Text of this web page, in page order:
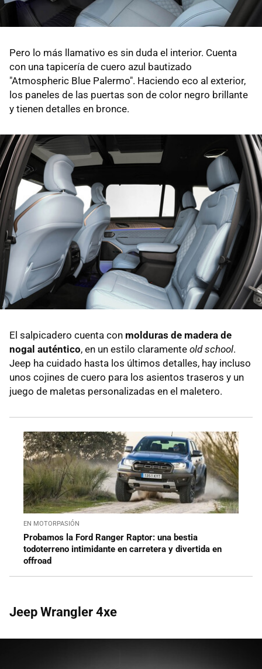
Pero lo más llamativo es sin duda el interior. Cuenta
con una tapicería de cuero azul bautizado
"Atmospheric Blue Palermo". Haciendo eco al exterior,
los paneles de las puertas son de color negro brillante
y tienen detalles en bronce.
El salpicadero cuenta con molduras de madera de
nogal auténtico, en un estilo claramente old school.
Jeep ha cuidado hasta los últimos detalles, hay incluso
unos cojines de cuero para los asientos traseros y un
juego de maletas personalizadas en el maletero.
EN MOTORPASIÓN
Probamos la Ford Ranger Raptor: una bestia
todoterreno intimidante en carretera y divertida en
offroad
Jeep Wrangler 4xe